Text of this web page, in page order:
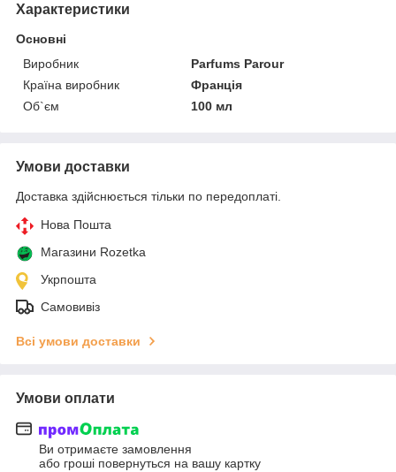
Характеристики
Основні
Виробник
Parfums Parour
Країна виробник
Франція
Об`єм
100 мл
Умови доставки
Доставка здійснюється тільки по передоплаті.
Нова Пошта
Магазини Rozetka
Укрпошта
Самовивіз
Всі умови доставки
Умови оплати
Ви отримаєте замовлення
або гроші повернуться на вашу картку